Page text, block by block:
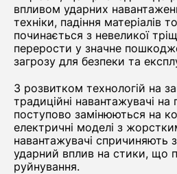
впливом ударних
техніки, падіння матеріалів
починається з невеликої
перерости у значне
загрозу для безпеки та
З розвитком технологій на
традиційні навантажувачі
поступово замінюються на
електричні моделі з
навантажувачі спричиняють
ударний вплив на стики, що
руйнування.